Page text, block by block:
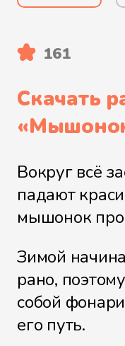
161
Скачать
«
Вокруг всё
падают
мышонок
Зимой
рано,
собой
его путь.